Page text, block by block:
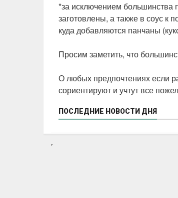
*за исключением большинства
заготовлены, а также в соус к
куда добавляются панчаны
Просим заметить, что
О любых предпочтениях если
сориентируют и учтут все
ПОСЛЕДНИЕ НОВОСТИ ДНЯ